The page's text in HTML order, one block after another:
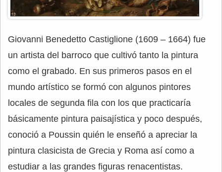
Giovanni Benedetto Castiglione (1609 – 1664) fue
un artista del barroco que cultivó tanto la pintura
como el grabado. En sus primeros pasos en el
mundo artístico se formó con algunos pintores
locales de segunda fila con los que practicaría
básicamente pintura paisajística y poco después,
conoció a Poussin quién le enseñó a apreciar la
pintura clasicista de Grecia y Roma así como a
estudiar a las grandes figuras renacentistas.